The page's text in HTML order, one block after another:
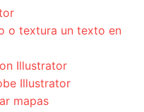
o textura un texto en
Illustrator
Illustrator
mapas